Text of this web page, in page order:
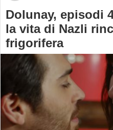
Dolunay, episodi
la vita di Nazli
frigorifera